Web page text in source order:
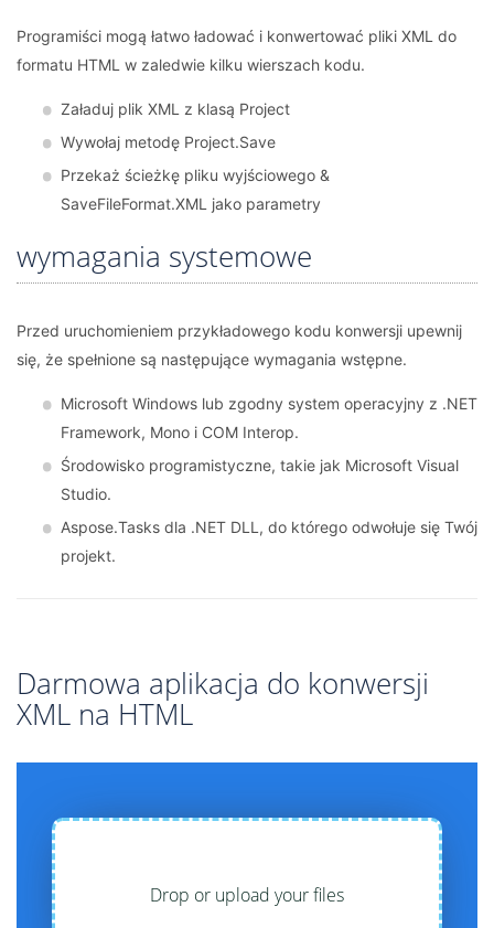
Programiści mogą łatwo ładować i konwertować pliki XML do
formatu HTML w zaledwie kilku wierszach kodu.
Załaduj plik XML z klasą Project
Wywołaj metodę Project.Save
Przekaż ścieżkę pliku wyjściowego &
SaveFileFormat.XML jako parametry
wymagania systemowe
Przed uruchomieniem przykładowego kodu konwersji upewnij
się, że spełnione są następujące wymagania wstępne.
Microsoft Windows lub zgodny system operacyjny z .NET
Framework, Mono i COM Interop.
Środowisko programistyczne, takie jak Microsoft Visual
Studio.
Aspose.Tasks dla .NET DLL, do którego odwołuje się Twój
projekt.
Darmowa aplikacja do konwersji
XML na HTML